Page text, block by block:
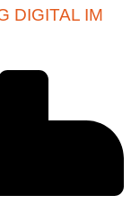
DIGITAL IM